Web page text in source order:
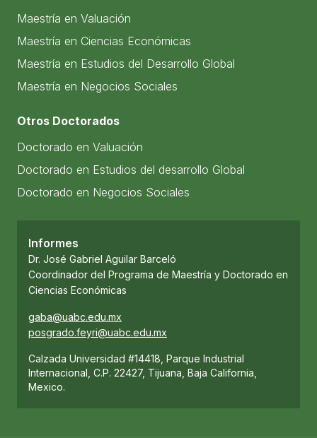
Maestría en Valuación
Maestría en Ciencias Económicas
Maestría en Estudios del Desarrollo Global
Maestría en Negocios Sociales
Otros Doctorados
Doctorado en Valuación
Doctorado en Estudios del desarrollo Global
Doctorado en Negocios Sociales
Informes
Dr. José Gabriel Aguilar Barceló
Coordinador del Programa de Maestría y Doctorado en
Ciencias Económicas
gaba@uabc.edu.mx
posgrado.feyri@uabc.edu.mx
Calzada Universidad #14418, Parque Industrial
Internacional, C.P. 22427, Tijuana, Baja California,
Mexico.